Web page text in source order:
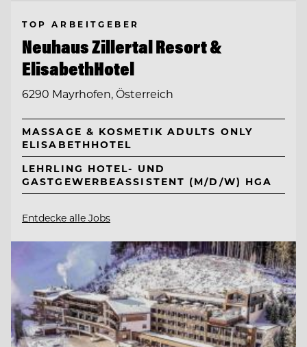
TOP ARBEITGEBER
Neuhaus Zillertal Resort &
ElisabethHotel
6290 Mayrhofen, Österreich
MASSAGE & KOSMETIK ADULTS ONLY
ELISABETHHOTEL
LEHRLING HOTEL- UND
GASTGEWERBEASSISTENT (M/D/W) HGA
Entdecke alle Jobs